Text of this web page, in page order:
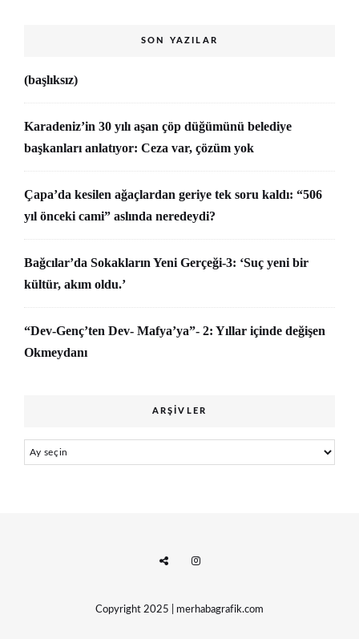
SON YAZILAR
(başlıksız)
Karadeniz’in 30 yılı aşan çöp düğümünü belediye
başkanları anlatıyor: Ceza var, çözüm yok
Çapa’da kesilen ağaçlardan geriye tek soru kaldı: “506
yıl önceki cami” aslında neredeydi?
Bağcılar’da Sokakların Yeni Gerçeği-3: ‘Suç yeni bir
kültür, akım oldu.’
“Dev-Genç’ten Dev- Mafya’ya”- 2: Yıllar içinde değişen
Okmeydanı
ARŞIVLER
Arşivler
Copyright 2025 | merhabagrafik.com